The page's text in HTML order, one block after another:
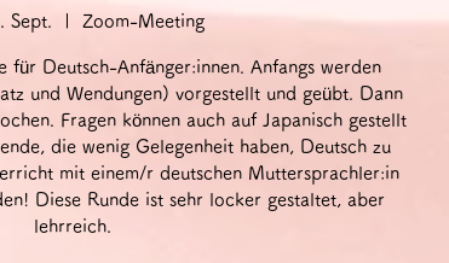
Sept. Zoom-Meeting
für Deutsch-Anfänger:innen. Anfangs werden
und Wendungen) vorgestellt und geübt. Dann
Fragen können auch auf Japanisch gestellt
die wenig Gelegenheit haben, Deutsch zu
mit einem/r deutschen Muttersprachler:in
Diese Runde ist sehr locker gestaltet, aber
lehrreich.